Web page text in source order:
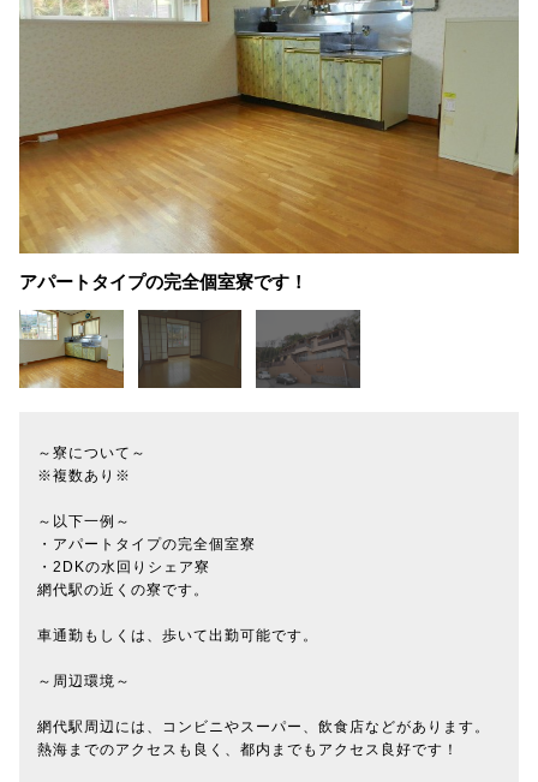
アパートタイプの完全個室寮です！
～寮について～
※複数あり※
～以下一例～
・アパートタイプの完全個室寮
・2DKの水回りシェア寮
網代駅の近くの寮です。
車通勤もしくは、歩いて出勤可能です。
～周辺環境～
網代駅周辺には、コンビニやスーパー、飲食店などがあります。
熱海までのアクセスも良く、都内までもアクセス良好です！